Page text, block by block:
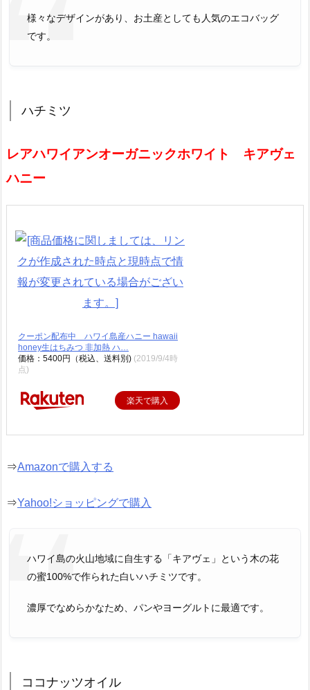
様々なデザインがあり、お土産としても人気のエコバッグ
です。
ハチミツ
レアハワイアンオーガニックホワイト キアヴェ
ハニー
クーポン配布中 ハワイ島産ハニー hawaii
honey生はちみつ 非加熱 ハ…
価格：5400円（税込、送料別) (2019/9/4時
点)
楽天で購入
⇒Amazonで購入する
⇒Yahoo!ショッピングで購入
ハワイ島の火山地域に自生する「キアヴェ」という木の花
の蜜100%で作られた白いハチミツです。
濃厚でなめらかなため、パンやヨーグルトに最適です。
ココナッツオイル